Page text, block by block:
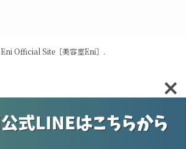
Eni Official Site［美容室Eni］.